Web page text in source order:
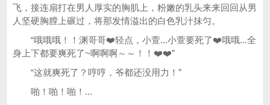
飞，接连扇打在男人厚实的胸肌上，粉嫩的乳头来来回回从男
人坚硬胸膛上碾过，将那发情溢出的白色乳汁抹匀。
“哦哦哦！！渊哥哥❤️轻点，小萱...小萱要死了❤️哦哦...全
身上下都要爽死了~啊啊啊～～！！❤️❤️”
“这就爽死了？哼哼，爷都还没用力！”
啪！啪！啪！...